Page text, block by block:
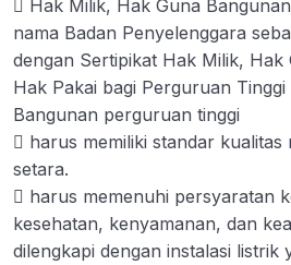
Akreditasi Program Studi dan
Tinggi
Latihan SKB
 Hak Milik, Hak Guna
nama Badan Penyelenggara
dengan Sertipikat Hak Milik, Hak
Hak Pakai bagi Perguruan Tinggi
Bangunan perguruan tinggi
 harus memiliki standar kualitas
setara.
 harus memenuhi persyaratan
kesehatan, kenyamanan, dan
dilengkapi dengan instalasi listrik